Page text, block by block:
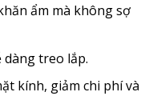
ẩm mà không sợ
treo lắp.
kính, giảm chi phí và